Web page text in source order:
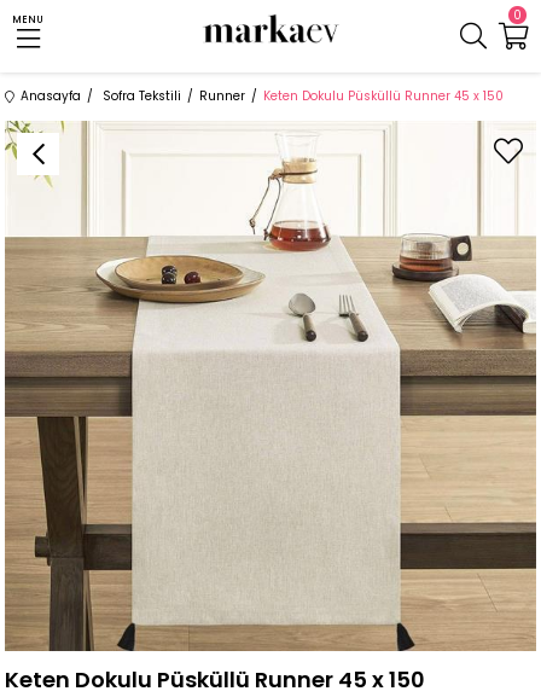
0
MENU
Anasayfa Sofra Tekstili Runner Keten Dokulu Püsküllü Runner 45 x 150
Keten Dokulu Püsküllü Runner 45 x 150